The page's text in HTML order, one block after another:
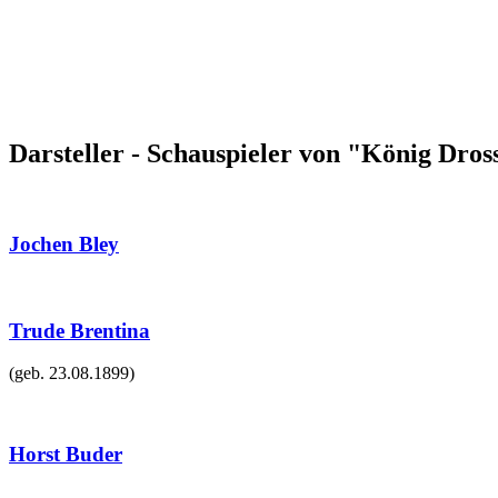
Darsteller - Schauspieler von "König
Jochen Bley
Trude Brentina
(geb. 23.08.1899)
Horst Buder